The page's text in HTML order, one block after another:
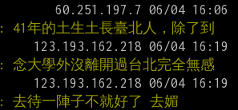
: 41年的土生土長臺北人，除了到
: 念大學外沒離開過台北完全無感
: 去待一陣子不就好了 去媚